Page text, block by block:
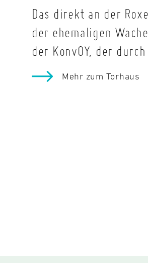
Das direkt an der
der ehemaligen
der KonvOY, der
Mehr zum Torhaus